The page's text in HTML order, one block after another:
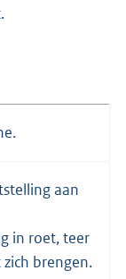
n
aan
in roet, teer
brengen.